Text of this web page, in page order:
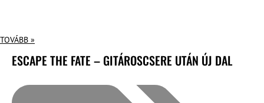
TOVÁBB »
ESCAPE THE FATE – GITÁROSCSERE UTÁN ÚJ DAL